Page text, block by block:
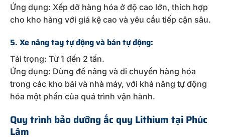
Ứng dụng: Xếp dỡ hàng hóa ở độ cao lớn, thích hợp
cho kho hàng với giá kệ cao và yêu cầu tiếp cận sâu.
5. Xe nâng tay tự động và bán tự động:
Tải trọng: Từ 1 đến 2 tấn.
Ứng dụng: Dùng để nâng và di chuyển hàng hóa
trong các kho bãi và nhà máy, với khả năng tự động
hóa một phần của quá trình vận hành.
Quy trình bảo dưỡng ắc quy Lithium tại Phúc
Lâm